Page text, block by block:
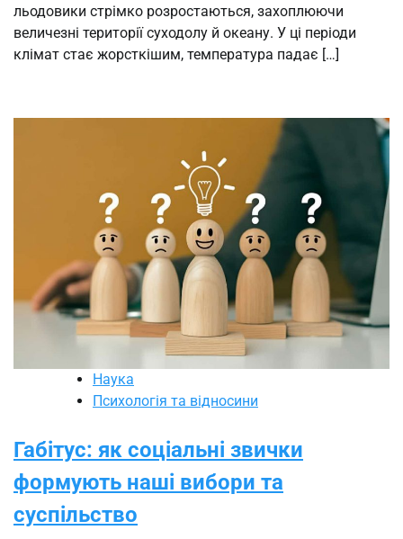
льодовики стрімко розростаються, захоплюючи
величезні території суходолу й океану. У ці періоди
клімат стає жорсткішим, температура падає […]
Наука
Психологія та відносини
Габітус: як соціальні звички
формують наші вибори та
суспільство